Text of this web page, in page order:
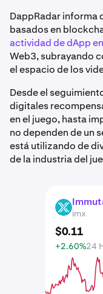
DappRadar informa
basados en
actividad de dApp
Web3, subrayando
el espacio de los
Desde el
digitales
en el juego, hasta
no dependen de un
está utilizando de
de la industria del
IMX
imx
$0.11
+2.60%24